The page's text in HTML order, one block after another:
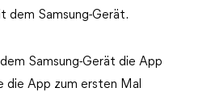
dem Samsung-Gerät.
Samsung-Gerät die App
die App zum ersten Mal